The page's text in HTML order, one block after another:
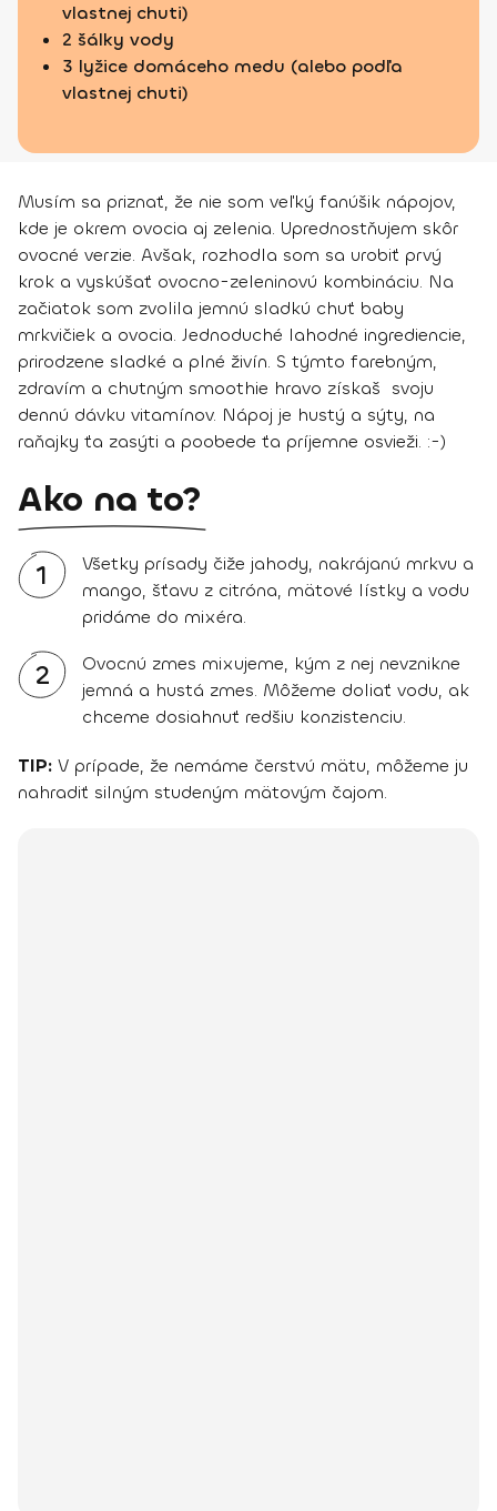
vlastnej chuti)
2 šálky vody
3 lyžice domáceho medu (alebo podľa
vlastnej chuti)
Musím sa priznať, že nie som veľký fanúšik nápojov,
kde je okrem ovocia aj zelenia. Uprednostňujem skôr
ovocné verzie. Avšak, rozhodla som sa urobiť prvý
krok a vyskúšať ovocno-zeleninovú kombináciu. Na
začiatok som zvolila jemnú sladkú chuť baby
mrkvičiek a ovocia. Jednoduché lahodné ingrediencie,
prirodzene sladké a plné živín. S týmto farebným,
zdravím a chutným smoothie hravo získaš svoju
dennú dávku vitamínov. Nápoj je hustý a sýty, na
raňajky ťa zasýti a poobede ťa príjemne osvieži. :-)
Ako na to?
1
Všetky prísady čiže jahody, nakrájanú mrkvu a
mango, šťavu z citróna, mätové lístky a vodu
pridáme do mixéra.
2
Ovocnú zmes mixujeme, kým z nej nevznikne
jemná a hustá zmes. Môžeme doliať vodu, ak
chceme dosiahnuť redšiu konzistenciu.
TIP: V prípade, že nemáme čerstvú mätu, môžeme ju
nahradiť silným studeným mätovým čajom.